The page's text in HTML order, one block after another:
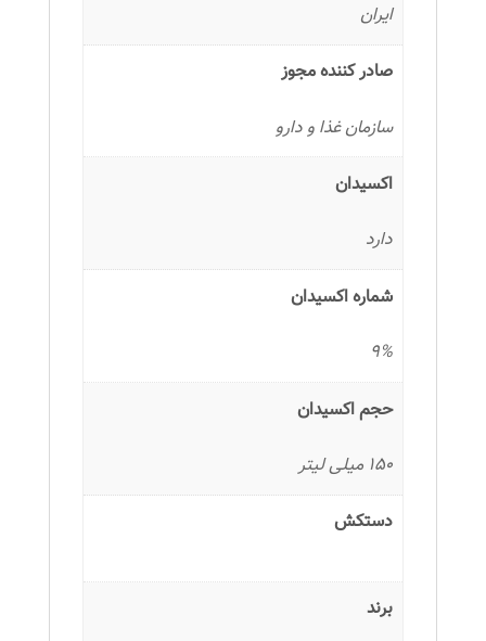
ایران
صادر کننده مجوز
سازمان غذا و دارو
اکسیدان
دارد
شماره اکسیدان
9%
حجم اکسیدان
150 میلی لیتر
دستکش
برند